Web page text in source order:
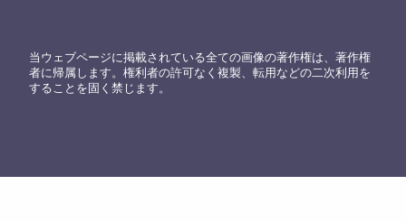
当ウェブページに掲載されている全ての画像の著作権は、著作権
者に帰属します。権利者の許可なく複製、転用などの二次利用を
することを固く禁じます。